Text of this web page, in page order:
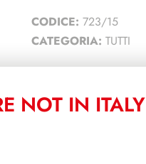
CODICE: 723/15
CATEGORIA: TUTTI
NOT IN ITALY